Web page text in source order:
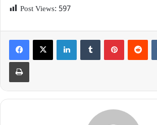
Post Views: 597